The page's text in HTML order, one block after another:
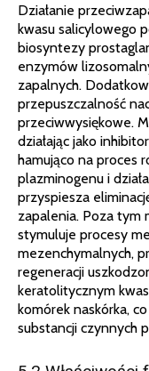
Działanie
kwasu salicylowego
biosyntezy
enzymów
zapalnych.
przepuszczalność
przeciwwysiękowe.
działając jako
hamująco na proces
plazminogenu i
przyspiesza
zapalenia. Poza tym
stymuluje procesy
mezenchymalnych,
regeneracji
keratolitycznym
komórek naskórka,
substancji czynnych